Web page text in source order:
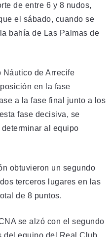
de entre 6 y 8 nudos,
el sábado, cuando se
bahía de Las Palmas de
Náutico de Arrecife
en la fase
a la fase final junto a los
fase decisiva, se
al equipo
obtuvieron un segundo
terceros lugares en las
de 8 puntos.
se alzó con el segundo
del equipo del Real Club